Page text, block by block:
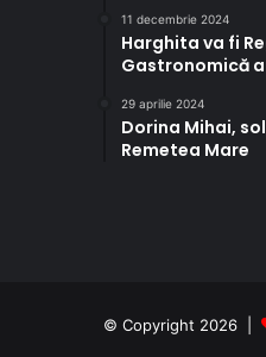
11 decembrie 2024
Harghita va fi
Gastronomică a
29 aprilie 2024
Dorina Mihai,
Remetea Mare
© Copyright 2026 |